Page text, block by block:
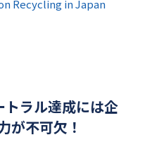
Recycling in Japan
トラル達成には企
が不可欠！